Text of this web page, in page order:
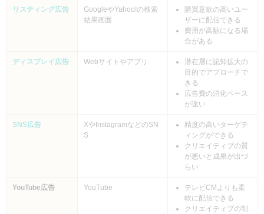
リスティング広告
GoogleやYahoo!の検索
結果画面
購買意欲の高いユー
ザーに配信できる
費用が高額になる場
合がある
ディスプレイ広告 Webサイトやアプリ
潜在層に認知拡大の
目的でアプローチで
きる
広告費の消化ペース
が速い
SNS広告
XやInstagramなどのSN
S
精度の高いターゲテ
ィングができる
クリエイティブの質
が悪いと成果が出づ
らい
YouTube広告 YouTube
テレビCMよりも柔
軟に配信できる
クリエイティブの制